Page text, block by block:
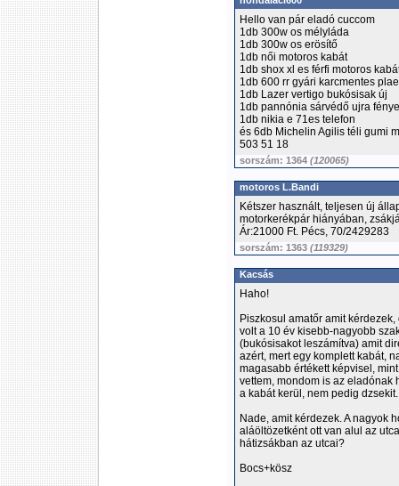
Hello van pár eladó cuccom
1db 300w os mélyláda
1db 300w os erösítő
1db női motoros kabát
1db shox xl es férfi motoros
1db 600 rr gyári karcmentes
1db Lazer vertigo bukósisak új
1db pannónia sárvédő ujra
1db nikia e 71es telefon
és 6db Michelin Agilis téli gumi
503 51 18
sorszám: 1364 (120065)
motoros L.Bandi
Kétszer használt, teljesen új
motorkerékpár hiányában,
Ár:21000 Ft. Pécs, 70/2429283
sorszám: 1363 (119329)
Kacsás
Haho!
Piszkosul amatőr amit
volt a 10 év kisebb-nagyobb
(bukósisakot leszámítva) amit
azért, mert egy komplett kabát,
magasabb értékett képvisel,
vettem, mondom is az eladónak
a kabát kerül, nem pedig
Nade, amit kérdezek. A nagyok
aláöltözetként ott van alul az
hátizsákban az utcai?
Bocs+kösz